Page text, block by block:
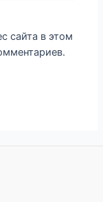
сайта в этом